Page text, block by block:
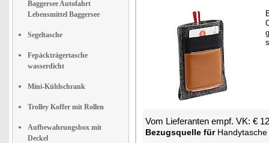
Baggersee Autofahrt
Lebensmittel Baggersee
Segeltasche
Fepäckträgertasche
wasserdicht
Mini-Kühlschrank
Trolley Koffer mit Rollen
Aufbewahrungsbox mit
Deckel
Vom Lie­fe­ran­ten empf. VK: €
Be­zugs­quel­le fürHan­dy­ta­sche